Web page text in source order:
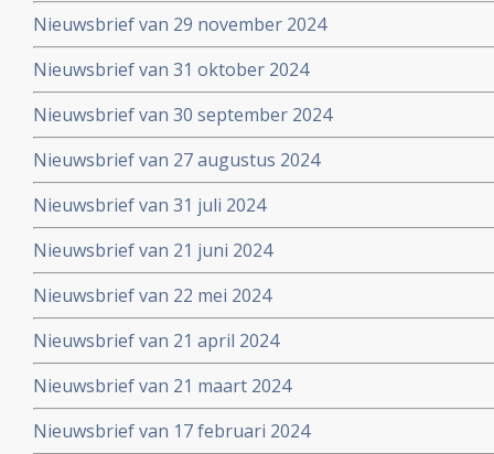
Nieuwsbrief van 29 november 2024
Nieuwsbrief van 31 oktober 2024
Nieuwsbrief van 30 september 2024
Nieuwsbrief van 27 augustus 2024
Nieuwsbrief van 31 juli 2024
Nieuwsbrief van 21 juni 2024
Nieuwsbrief van 22 mei 2024
Nieuwsbrief van 21 april 2024
Nieuwsbrief van 21 maart 2024
Nieuwsbrief van 17 februari 2024